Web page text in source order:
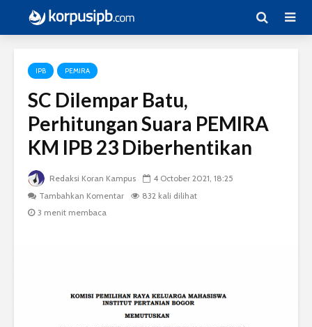
IPB PEMIRA
SC Dilempar Batu,
Perhitungan Suara PEMIRA
KM IPB 23 Diberhentikan
Redaksi Koran Kampus
4 October 2021, 18:25
Tambahkan Komentar
832 kali dilihat
3 menit membaca